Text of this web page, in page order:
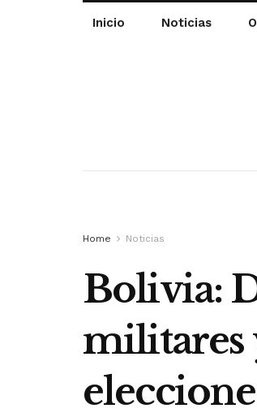
Inicio Noticias
Home Noticias
Bolivia:
militares